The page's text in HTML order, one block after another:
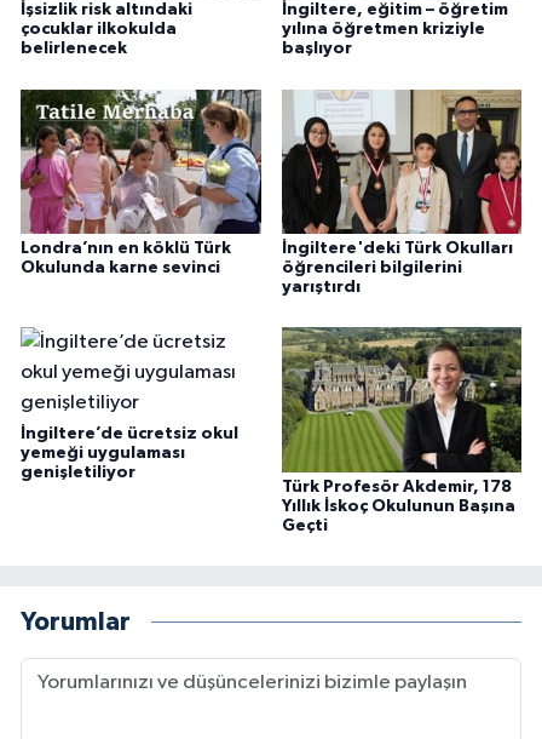
İşsizlik risk altındaki
çocuklar ilkokulda
belirlenecek
İngiltere, eğitim – öğretim
yılına öğretmen kriziyle
başlıyor
Londra’nın en köklü Türk
Okulunda karne sevinci
İngiltere'deki Türk Okulları
öğrencileri bilgilerini
yarıştırdı
İngiltere’de ücretsiz okul
yemeği uygulaması
genişletiliyor
Türk Profesör Akdemir, 178
Yıllık İskoç Okulunun Başına
Geçti
Yorumlar